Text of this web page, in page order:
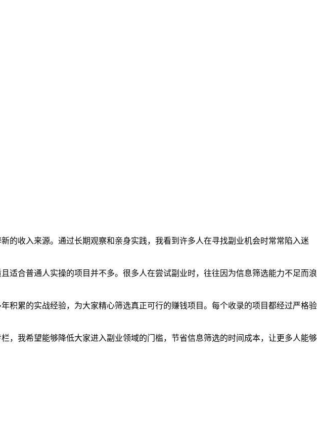
的收入来源。通过长期观察和亲身实践，我看到许多人在寻找副业机会时常常陷入迷
适合普通人实操的项目并不多。很多人在尝试副业时，往往因为信息筛选能力不足而浪
积累的实战经验，为大家精心筛选真正可行的赚钱项目。每个收录的项目都经过严格验
，我希望能够降低大家进入副业领域的门槛，节省信息筛选的时间成本，让更多人能够